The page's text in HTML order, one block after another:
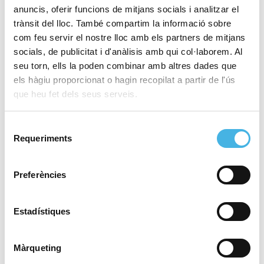
anuncis, oferir funcions de mitjans socials i analitzar el
trànsit del lloc. També compartim la informació sobre
com feu servir el nostre lloc amb els partners de mitjans
socials, de publicitat i d'anàlisis amb qui col·laborem. Al
seu torn, ells la poden combinar amb altres dades que
els hàgiu proporcionat o hagin recopilat a partir de l'ús
que heu fet dels seus serveis.
Requeriments
Preferències
Estadístiques
Màrqueting
de shoot outs (4-4/3-2). Trobada que ha tingut en
Félix Cagigas com a gran protagonista, ja que ha
sigut l’autor dels quatre gols dels càntabres, sent
fonamental l’últim per a poder forçar una tanda que
ha acabat d’atorgar l’última de les preseas en joc als
de Santander.
PREMIS INDIVIDUALS:
MÉS BEN JUGADOR: Éric Borrás (Club Egara)
MILLOR PORTER: Martín Palazuelos (RS Tennis)
representar a la Federació d’Hoquei de la Comunitat
Valenciana en aquesta competició nacional en la